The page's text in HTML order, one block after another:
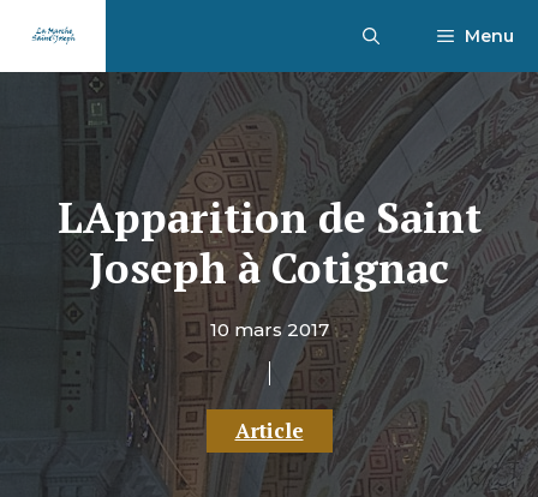
Menu
LApparition de Saint
Joseph à Cotignac
10 mars 2017
Article